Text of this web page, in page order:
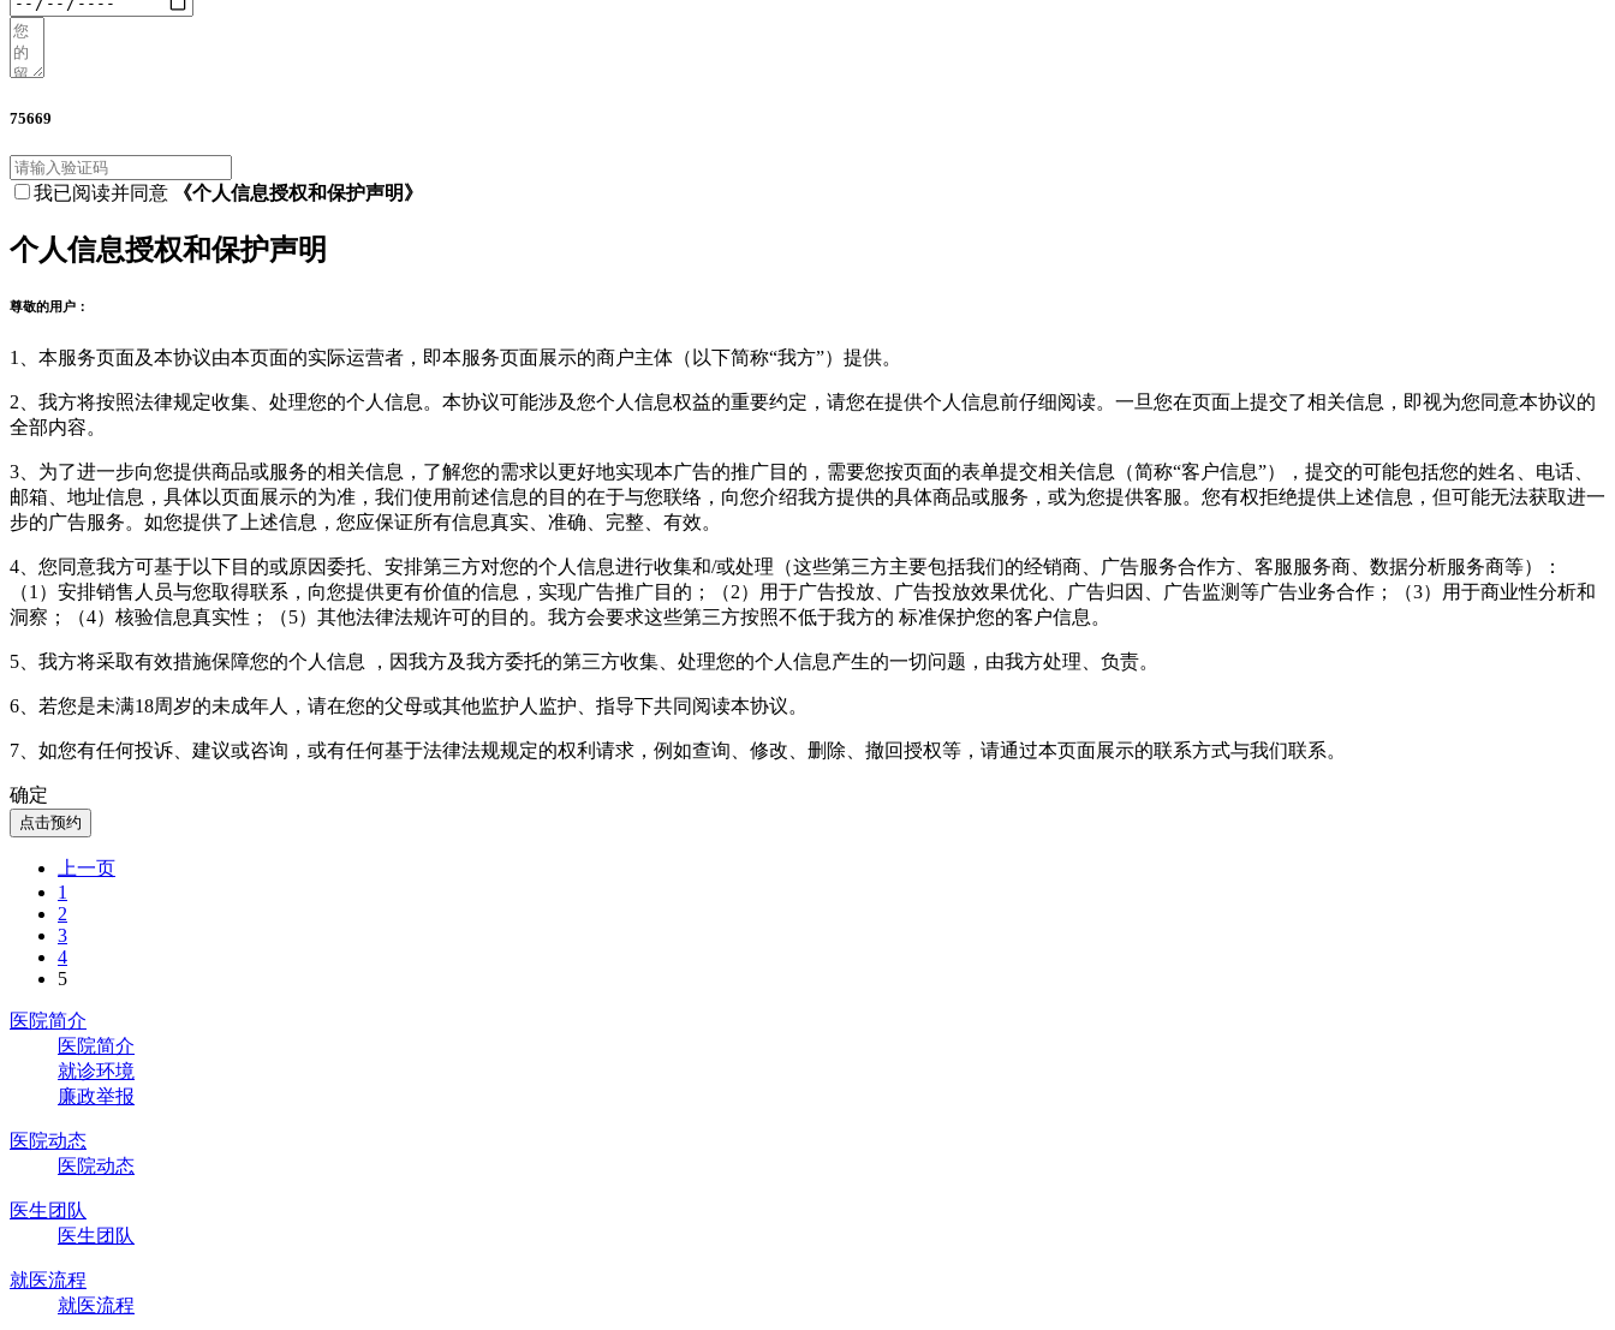
75669
我已阅读并同意 《个人信息授权和保护声明》
个人信息授权和保护声明
尊敬的用户：
1、本服务页面及本协议由本页面的实际运营者，即本服务页面展示的商户主体（以下简称“我方”）提供。
2、我方将按照法律规定收集、处理您的个人信息。本协议可能涉及您个人信息权益的重要约定，请您在提供个人信息前仔细阅读。一旦您在页面上提交了相关信息，即视为您同意本协议的
全部内容。
3、为了进一步向您提供商品或服务的相关信息，了解您的需求以更好地实现本广告的推广目的，需要您按页面的表单提交相关信息（简称“客户信息”），提交的可能包括您的姓名、电话、
邮箱、地址信息，具体以页面展示的为准，我们使用前述信息的目的在于与您联络，向您介绍我方提供的具体商品或服务，或为您提供客服。您有权拒绝提供上述信息，但可能无法获取进一
步的广告服务。如您提供了上述信息，您应保证所有信息真实、准确、完整、有效。
4、您同意我方可基于以下目的或原因委托、安排第三方对您的个人信息进行收集和/或处理（这些第三方主要包括我们的经销商、广告服务合作方、客服服务商、数据分析服务商等）：
（1）安排销售人员与您取得联系，向您提供更有价值的信息，实现广告推广目的；（2）用于广告投放、广告投放效果优化、广告归因、广告监测等广告业务合作；（3）用于商业性分析和
洞察；（4）核验信息真实性；（5）其他法律法规许可的目的。我方会要求这些第三方按照不低于我方的 标准保护您的客户信息。
5、我方将采取有效措施保障您的个人信息 ，因我方及我方委托的第三方收集、处理您的个人信息产生的一切问题，由我方处理、负责。
6、若您是未满18周岁的未成年人，请在您的父母或其他监护人监护、指导下共同阅读本协议。
7、如您有任何投诉、建议或咨询，或有任何基于法律法规规定的权利请求，例如查询、修改、删除、撤回授权等，请通过本页面展示的联系方式与我们联系。
确定
点击预约
上一页
1
2
3
4
5
医院简介
医院简介
就诊环境
廉政举报
医院动态
医院动态
医生团队
医生团队
就医流程
就医流程